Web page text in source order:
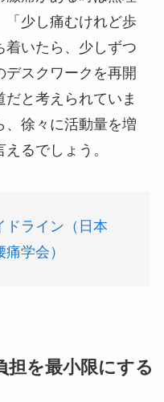
「少し痛むけれど歩
着いたら、少しずつ
デスクワークを再開
だと考えられていま
、徐々に活動量を増
るでしょう。
ドライン（日本
学会）
担を最小限にする